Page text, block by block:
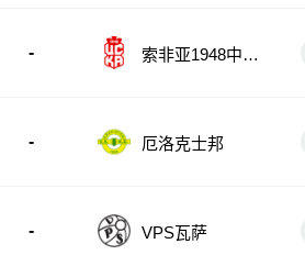
-
索非亚1948中央
- 厄洛克士邦
- VPS瓦萨